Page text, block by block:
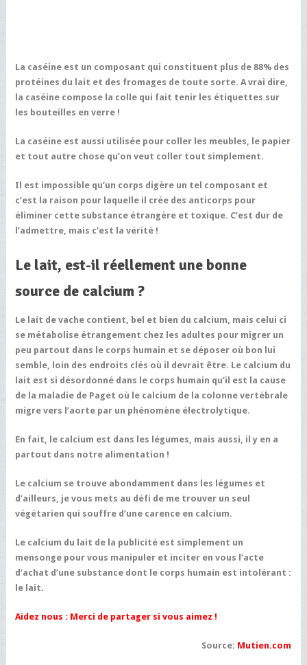
La caséine est un composant qui constituent plus de 88% des
protéines du lait et des fromages de toute sorte. A vrai dire,
la caséine compose la colle qui fait tenir les étiquettes sur
les bouteilles en verre !
La caséine est aussi utilisée pour coller les meubles, le papier
et tout autre chose qu’on veut coller tout simplement.
Il est impossible qu’un corps digère un tel composant et
c’est la raison pour laquelle il crée des anticorps pour
éliminer cette substance étrangère et toxique. C’est dur de
l’admettre, mais c’est la vérité !
Le lait, est-il réellement une bonne
source de calcium ?
Le lait de vache contient, bel et bien du calcium, mais celui ci
se métabolise étrangement chez les adultes pour migrer un
peu partout dans le corps humain et se déposer où bon lui
semble, loin des endroits clés où il devrait être. Le calcium du
lait est si désordonné dans le corps humain qu’il est la cause
de la maladie de Paget où le calcium de la colonne vertébrale
migre vers l’aorte par un phénomène électrolytique.
En fait, le calcium est dans les légumes, mais aussi, i l y en a
partout dans notre alimentation !
Le calcium se trouve abondamment dans les légumes et
d’ailleurs, je vous mets au défi de me trouver un seul
végétarien qui souffre d’une carence en calcium.
Le calcium du lait de la publicité est simplement un
mensonge pour vous manipuler et inciter en vous l’acte
d’achat d’une substance dont le corps humain est intolérant :
le lait.
Aidez nous : Merci de partager si vous aimez !
Source: Mutien.com